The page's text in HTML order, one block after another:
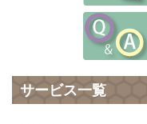
サービス一覧